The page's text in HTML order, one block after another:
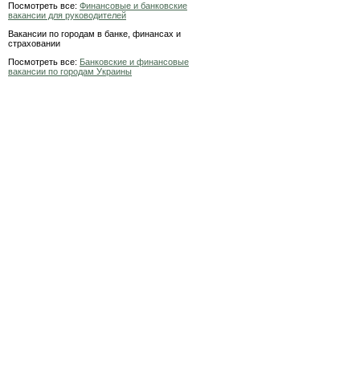
Посмотреть все: Финансовые и банковские
вакансии для руководителей
Вакансии по городам в банке, финансах и
страховании
Посмотреть все: Банковские и финансовые
вакансии по городам Украины